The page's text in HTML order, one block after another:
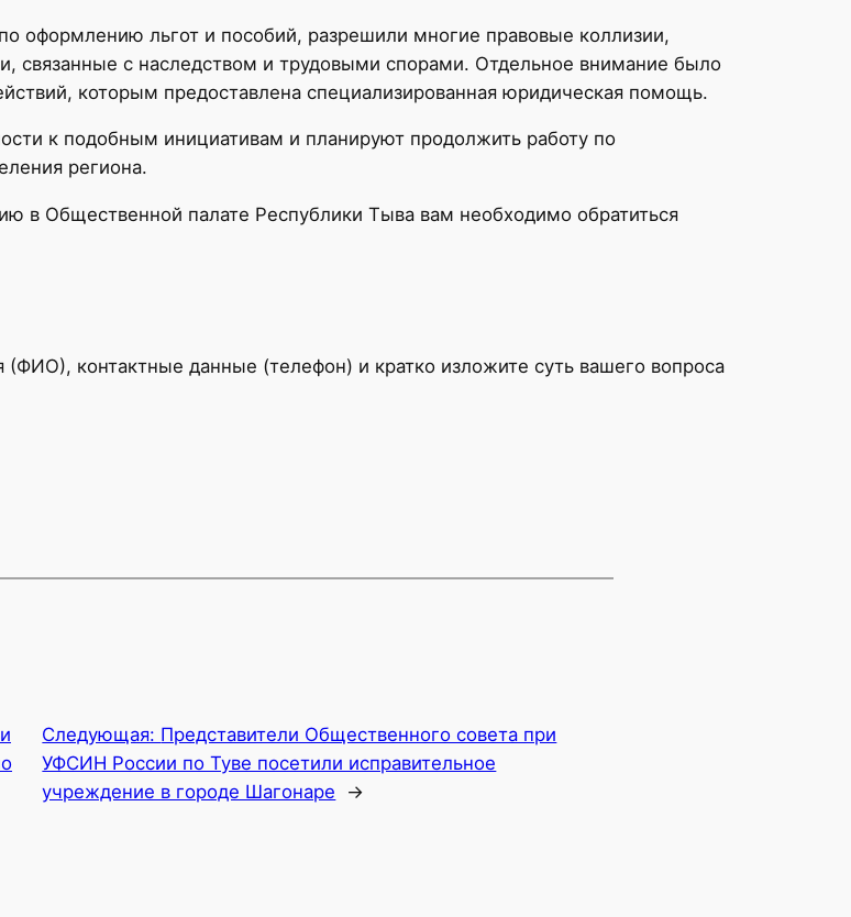
оформлению льгот и пособий, разрешили многие правовые коллизии,
связанные с наследством и трудовыми спорами. Отдельное внимание было
которым предоставлена специализированная юридическая помощь.
к подобным инициативам и планируют продолжить работу по
региона.
в Общественной палате Республики Тыва вам необходимо обратиться
контактные данные (телефон) и кратко изложите суть вашего вопроса
Следующая: Представители Общественного совета при
УФСИН России по Туве посетили исправительное
учреждение в городе Шагонаре
→